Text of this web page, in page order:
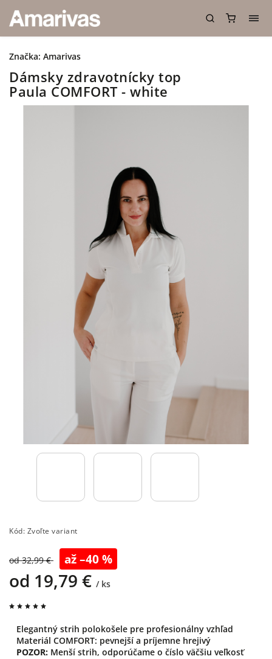
Dámsky zdravotnícky top
Paula COMFORT - white
Kód: Zvoľte variant
od 32,99 € až –40 %
od 19,79 € / ks
Elegantný strih polokošele pre profesionálny vzhľad
Materiál COMFORT: pevnejší a príjemne hrejivý
POZOR: Menší strih, odporúčame o číslo väčšiu veľkosť
Značka: Amarivas